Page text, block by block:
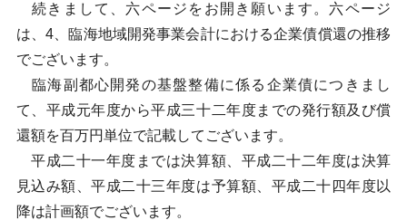
続きまして、六ページをお開き願います。六ページ
は、4、臨海地域開発事業会計における企業債償還の推移
でございます。
臨海副都心開発の基盤整備に係る企業債につきまし
て、平成元年度から平成三十二年度までの発行額及び償
還額を百万円単位で記載してございます。
平成二十一年度までは決算額、平成二十二年度は決算
見込み額、平成二十三年度は予算額、平成二十四年度以
降は計画額でございます。